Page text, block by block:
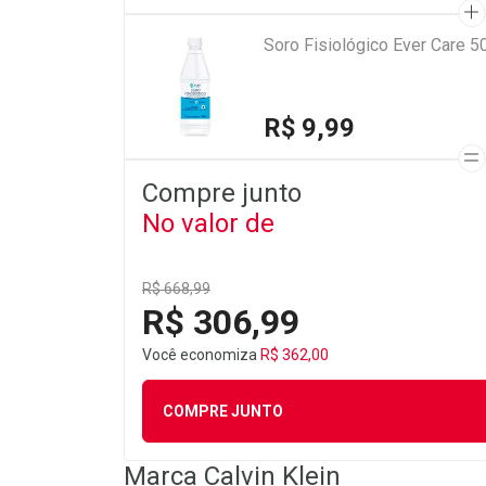
Soro Fisiológico Ever Care
R$ 9,99
Compre junto
No valor de
R$ 668,99
R$ 306,99
Você economiza R$ 362,00
COMPRE JUNTO
Marca Calvin Klein